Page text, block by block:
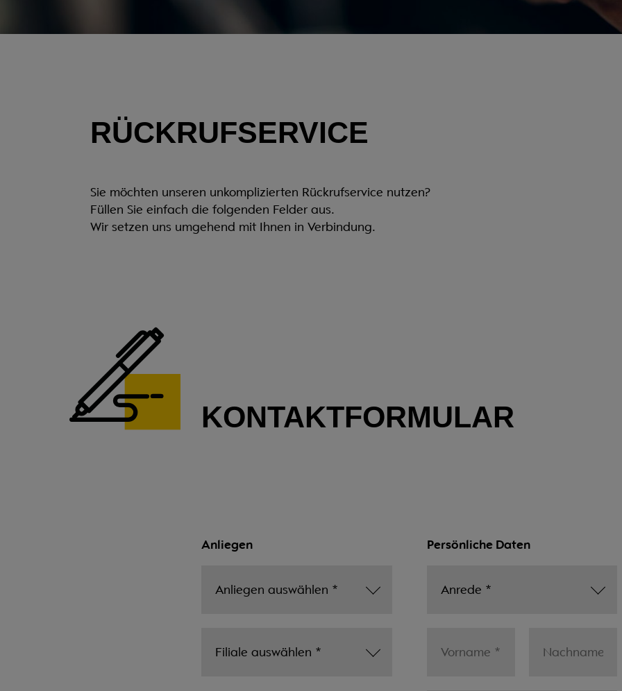
RÜCKRUFSERVICE
Sie möchten unseren unkomplizierten Rückrufservice nutzen?
Füllen Sie einfach die folgenden Felder aus.
Wir setzen uns umgehend mit Ihnen in Verbindung.
KONTAKTFORMULAR
Anliegen Persönliche Daten